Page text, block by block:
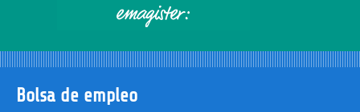
Bolsa de empleo